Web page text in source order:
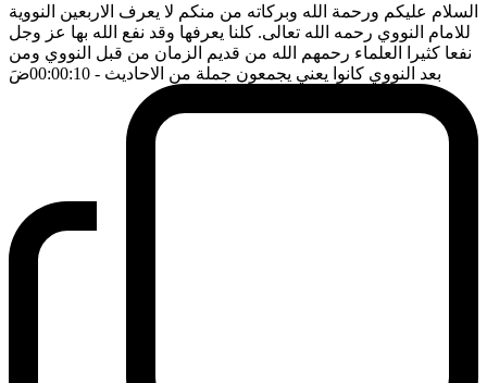
السلام عليكم ورحمة الله وبركاته من منكم لا يعرف الاربعين النووية
للامام النووي رحمه الله تعالى. كلنا يعرفها وقد نفع الله بها عز وجل
نفعا كثيرا العلماء رحمهم الله من قديم الزمان من قبل النووي ومن
بعد النووي كانوا يعني يجمعون جملة من الاحاديث - 00:00:10 ضَ